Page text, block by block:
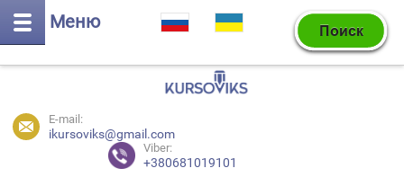
Меню
E-mail:
ikursoviks@gmail.com
Viber:
+380681019101